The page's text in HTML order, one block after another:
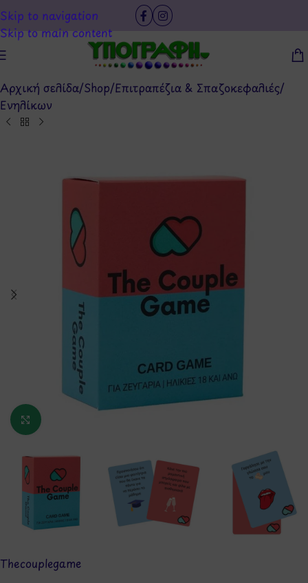
Skip to navigation
Skip to main content
Αρχική σελίδα/Shop/Επιτραπέζια & Σπαζοκεφαλιές/
Ενηλίκων
Κάντε κλικ για μεγέθυνση
Thecouplegame